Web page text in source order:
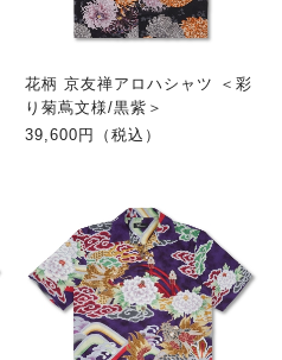
花柄 京友禅アロハシャツ ＜彩
り菊蔦文様/黒紫＞
39,600円（税込）